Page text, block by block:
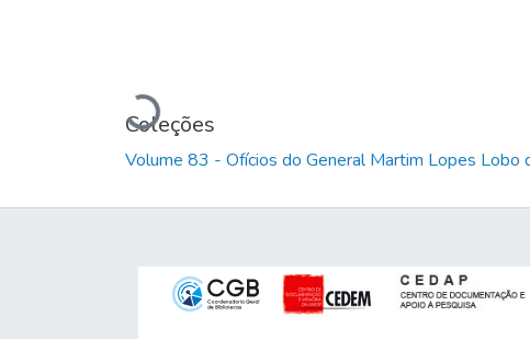
Carregando...
Coleções
Volume 83 - Ofícios do General Martim Lopes